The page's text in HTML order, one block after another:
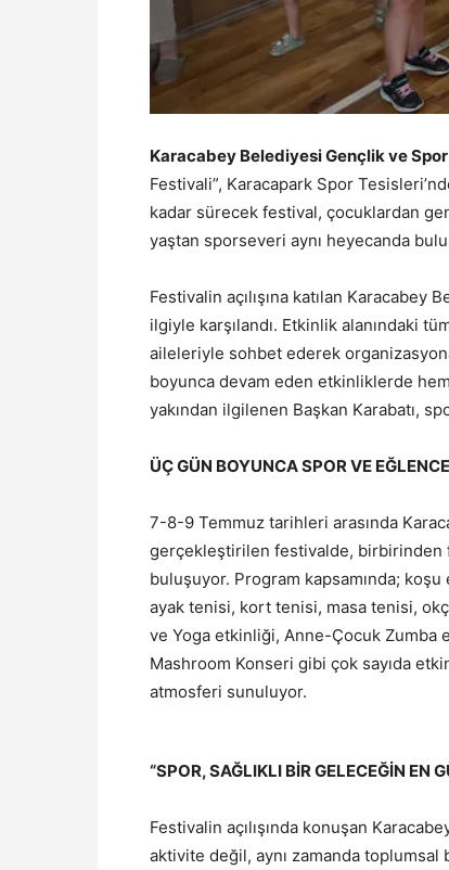
Karacabey Belediyesi Gençlik ve
Festivali”, Karacapark Spor
kadar sürecek festival, çocuklardan
yaştan sporseveri aynı heyecanda
Festivalin açılışına katılan Karacabey
ilgiyle karşılandı. Etkinlik alanındaki
aileleriyle sohbet ederek
boyunca devam eden etkinliklerde
yakından ilgilenen Başkan Karabatı,
ÜÇ GÜN BOYUNCA SPOR VE
7-8-9 Temmuz tarihleri arasında
gerçekleştirilen festivalde, birbirinden
buluşuyor. Program kapsamında;
ayak tenisi, kort tenisi, masa tenisi,
ve Yoga etkinliği, Anne-Çocuk Zumba
Mashroom Konseri gibi çok sayıda
atmosferi sunuluyor.
“SPOR, SAĞLIKLI BİR GELECEĞİN EN
Festivalin açılışında konuşan
aktivite değil, aynı zamanda